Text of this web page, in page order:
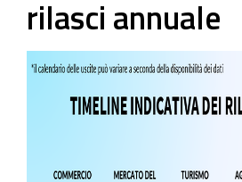
rilasci annuale